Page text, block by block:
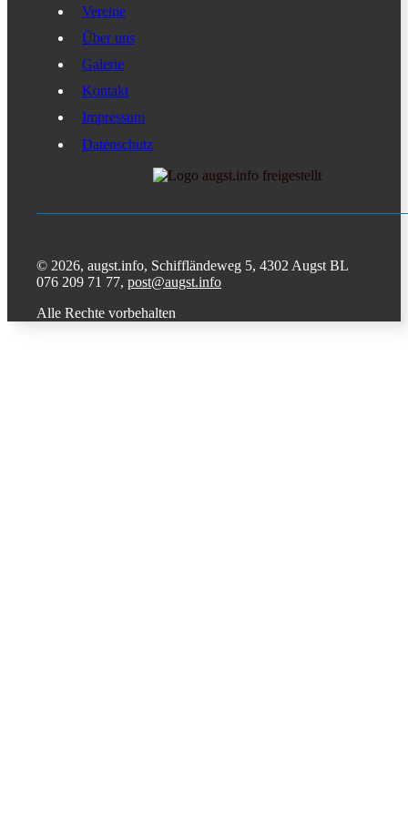
Vereine
Über uns
Galerie
Kontakt
Impressum
Datenschutz
© 2026, augst.info, Schiffländeweg 5, 4302 Augst BL
076 209 71 77, post@augst.info
Alle Rechte vorbehalten